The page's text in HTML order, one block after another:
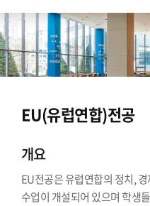
EU(유럽연합)전공
개요
EU전공은 유럽연합의 정치,
수업이 개설되어 있으며 학생